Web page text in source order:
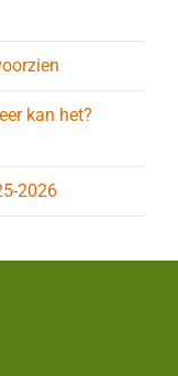
kan het?
2026